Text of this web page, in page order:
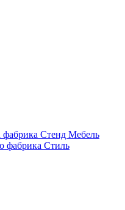
Стенд Мебель
фабрика Стиль